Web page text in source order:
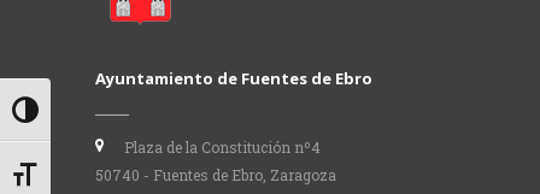
Alternar alto contraste
Alternar tamaño de letra
Ayuntamiento de Fuentes de Ebro
Plaza de la Constitución nº4
50740 - Fuentes de Ebro, Zaragoza